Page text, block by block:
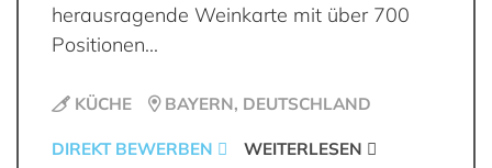
herausragende Weinkarte mit über 700
Positionen...
KÜCHE BAYERN, DEUTSCHLAND
DIREKT BEWERBEN WEITERLESEN